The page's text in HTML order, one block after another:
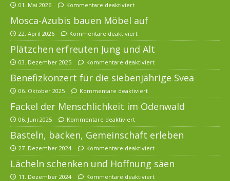
01. Mai 2026 Kommentare deaktiviert
Mosca-Azubis bauen Möbel auf
22. April 2026 Kommentare deaktiviert
Plätzchen erfreuten Jung und Alt
03. Dezember 2025 Kommentare deaktiviert
Benefizkonzert für die siebenjährige Svea
06. Oktober 2025 Kommentare deaktiviert
Fackel der Menschlichkeit im Odenwald
06. Juni 2025 Kommentare deaktiviert
Basteln, backen, Gemeinschaft erleben
27. Dezember 2024 Kommentare deaktiviert
Lächeln schenken und Hoffnung säen
11. Dezember 2024 Kommentare deaktiviert